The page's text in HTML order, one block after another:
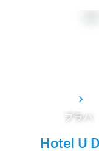
プラハ
Hotel U